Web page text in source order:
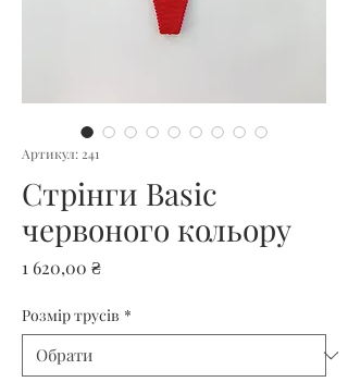
Артикул: 241
Стрінги Basic
червоного кольору
1 620,00 ₴Ціна
Розмір трусів *